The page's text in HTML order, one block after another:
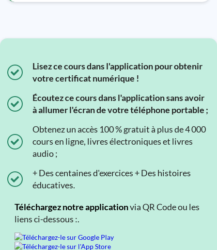
Lisez ce cours dans l'application pour obtenir
votre certificat numérique !
Écoutez ce cours dans l'application sans avoir
à allumer l'écran de votre téléphone portable ;
Obtenez un accès 100 % gratuit à plus de 4 000
cours en ligne, livres électroniques et livres
audio ;
+ Des centaines d'exercices + Des histoires
éducatives.
Téléchargez notre applicationvia QR Code ou les
liens ci-dessous :.